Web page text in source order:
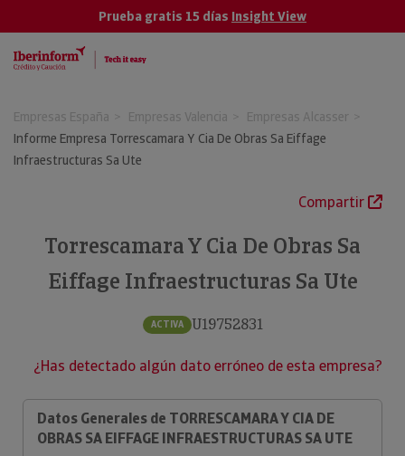
Prueba gratis 15 días Insight View
Empresas España Empresas Valencia
Empresas Alcasser
Informe Empresa Torrescamara Y Cia De Obras Sa Eiffage
Infraestructuras Sa Ute
Compartir
Torrescamara Y Cia De Obras Sa
Eiffage Infraestructuras Sa Ute
ACTIVA U19752831
¿Has detectado algún dato erróneo de esta empresa?
Datos Generales de TORRESCAMARA Y CIA DE
OBRAS SA EIFFAGE INFRAESTRUCTURAS SA UTE